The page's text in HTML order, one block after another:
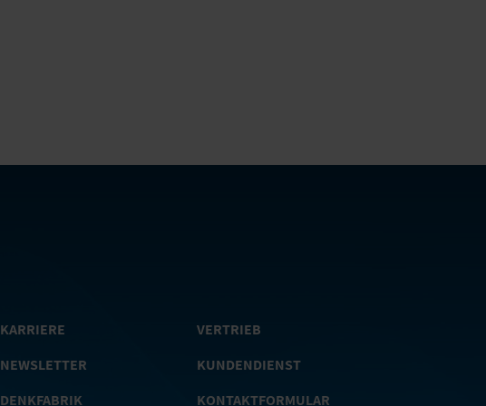
KARRIERE
NEWSLETTER
DENKFABRIK
VERTRIEB
KUNDENDIENST
KONTAKTFORMULAR